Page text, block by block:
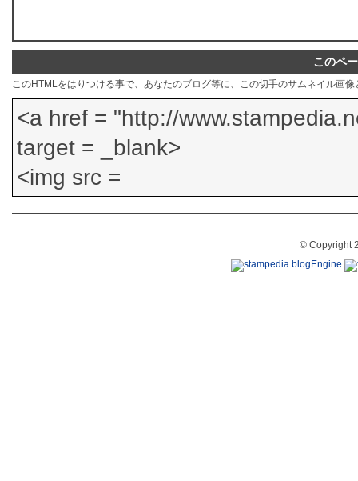
このペ
このHTMLをはりつける事で、あなたのブログ等に、この切手のサムネイル画
© Copyright